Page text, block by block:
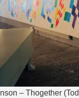
– Thogether